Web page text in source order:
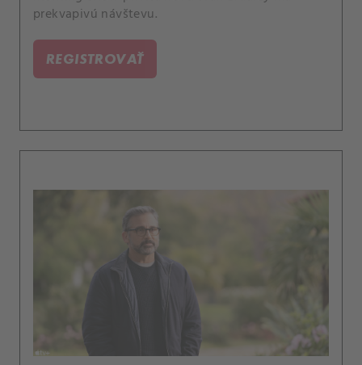
prekvapivú návštevu.
REGISTROVAŤ